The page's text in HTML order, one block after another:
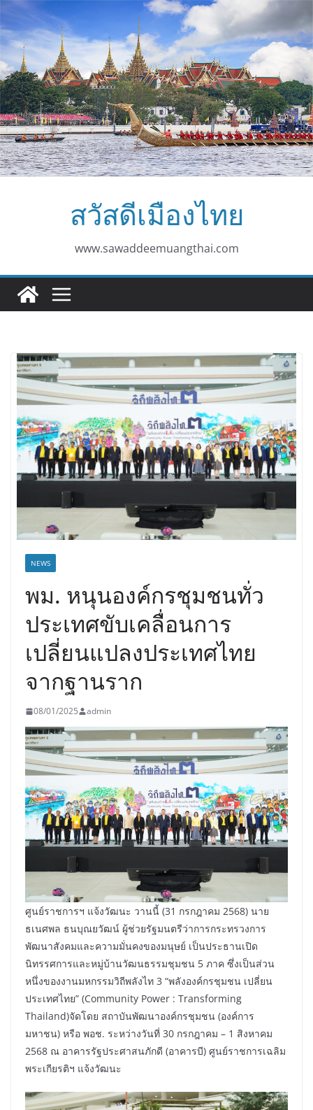
Skip
to
content
สวัสดีเมืองไทย
www.sawaddeemuangthai.com
NEWS
พม. หนุนองค์กรชุมชนทั่ว
ประเทศขับเคลื่อนการ
เปลี่ยนแปลงประเทศไทย
จากฐานราก
08/01/2025 admin
ศูนย์ราชการฯ แจ้งวัฒนะ วานนี้ (31 กรกฎาคม 2568) นาย
ธเนศพล ธนบุณยวัฒน์ ผู้ช่วยรัฐมนตรีว่าการกระทรวงการ
พัฒนาสังคมและความมั่นคงของมนุษย์ เป็นประธานเปิด
นิทรรศการและหมู่บ้านวัฒนธรรมชุมชน 5 ภาค ซึ่งเป็นส่วน
หนึ่งของงานมหกรรมวิถีพลังไท 3 “พลังองค์กรชุมชน เปลี่ยน
ประเทศไทย” (Community Power : Transforming
Thailand)จัดโดย สถาบันพัฒนาองค์กรชุมชน (องค์การ
มหาชน) หรือ พอช. ระหว่างวันที่ 30 กรกฎาคม – 1 สิงหาคม
2568 ณ อาคารรัฐประศาสนภักดี (อาคารบี) ศูนย์ราชการเฉลิม
พระเกียรติฯ แจ้งวัฒนะ